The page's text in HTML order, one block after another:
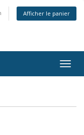
Afficher le panier
la